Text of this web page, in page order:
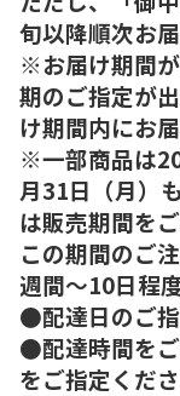
旬以降順次お
※お届け期間
期のご指定が
け期間内にお
※一部商品は
月31日（月）
は販売期間を
この期間のご
週間～10日程
●配達日のご指
●配達時間を
をご指定くださ